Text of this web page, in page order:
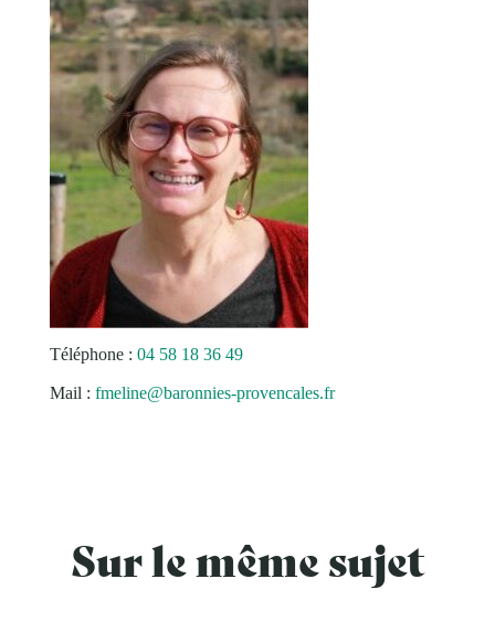
Téléphone : 04 58 18 36 49
Mail : fmeline@baronnies-provencales.fr
Sur le même sujet